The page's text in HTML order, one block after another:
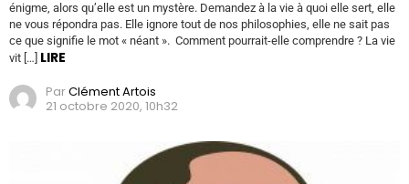
énigme, alors qu’elle est un mystère. Demandez à la vie à quoi elle sert, elle
ne vous répondra pas. Elle ignore tout de nos philosophies, elle ne sait pas
ce que signifie le mot « néant ». Comment pourrait-elle comprendre ? La vie
vit […] LIRE
ParClément Artois
21 octobre 2020, 10h32